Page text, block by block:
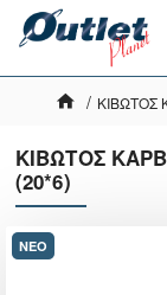
ΚΙΒΩΤΟΣ
ΚΙΒΩΤΟΣ
(20*6)
ΝΕΟ